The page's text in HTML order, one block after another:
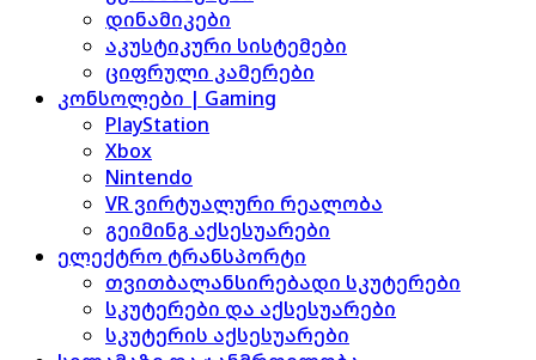
დინამიკები
აკუსტიკური სისტემები
ციფრული კამერები
კონსოლები | Gaming
PlayStation
Xbox
Nintendo
VR ვირტუალური რეალობა
გეიმინგ აქსესუარები
ელექტრო ტრანსპორტი
თვითბალანსირებადი სკუტერები
სკუტერები და აქსესუარები
სკუტერის აქსესუარები